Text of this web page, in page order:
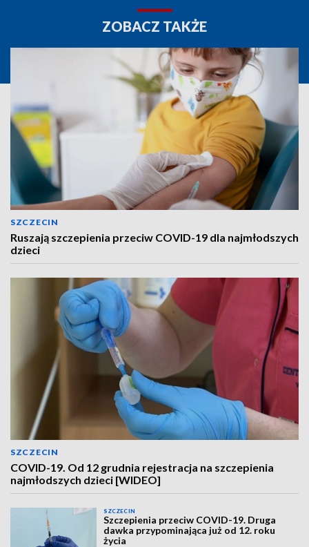
ZOBACZ TAKŻE
SZCZECIN
Ruszają szczepienia przeciw COVID-19 dla najmłodszych
dzieci
SZCZECIN
COVID-19. Od 12 grudnia rejestracja na szczepienia
najmłodszych dzieci [WIDEO]
SZCZECIN
Szczepienia przeciw COVID-19. Druga
dawka przypominająca już od 12. roku
życia